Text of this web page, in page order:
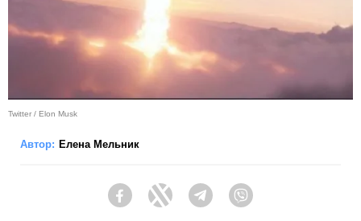
Twitter / Elon Musk
Автор: Елена Мельник
FacebookTwitter Telegram